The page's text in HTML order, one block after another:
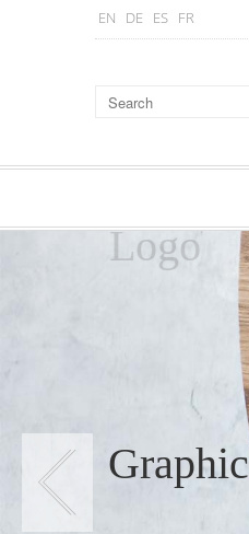
EN DE ES FR
Graphic
Logo